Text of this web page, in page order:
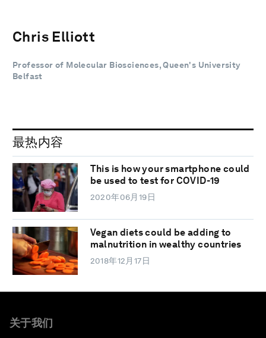
Chris Elliott
Professor of Molecular Biosciences, Queen's University
Belfast
最热内容
This is how your smartphone could
be used to test for COVID-19
2020年06月19日
Vegan diets could be adding to
malnutrition in wealthy countries
2018年12月17日
关于我们